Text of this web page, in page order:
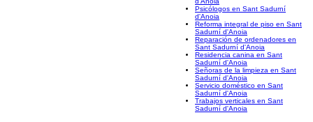
Psicólogos en Sant Sadurní
d'Anoia
Reforma integral de piso en Sant
Sadurní d'Anoia
Reparación de ordenadores en
Sant Sadurní d'Anoia
Residencia canina en Sant
Sadurní d'Anoia
Señoras de la limpieza en Sant
Sadurní d'Anoia
Servicio doméstico en Sant
Sadurní d'Anoia
Trabajos verticales en Sant
Sadurní d'Anoia